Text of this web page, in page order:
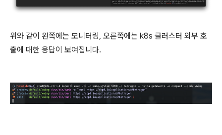
위와 같이 왼쪽에는 모니터링, 오른쪽에는 k8s 클러스터 외부 호
출에 대한 응답이 보여집니다.